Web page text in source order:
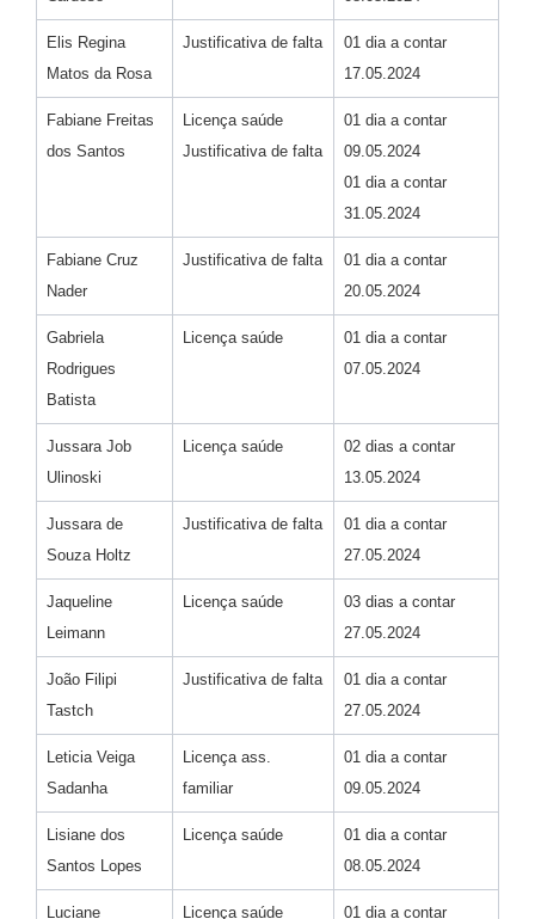
Elis Regina
Matos da Rosa
Justificativa de falta
01 dia a contar
17.05.2024
Fabiane Freitas
dos Santos
Licença saúde
Justificativa de falta
01 dia a contar
09.05.2024
01 dia a contar
31.05.2024
Fabiane Cruz
Nader
Justificativa de falta
01 dia a contar
20.05.2024
Gabriela
Rodrigues
Batista
Licença saúde
01 dia a contar
07.05.2024
Jussara Job
Ulinoski
Licença saúde
02 dias a contar
13.05.2024
Jussara de
Souza Holtz
Justificativa de falta
01 dia a contar
27.05.2024
Jaqueline
Leimann
Licença saúde
03 dias a contar
27.05.2024
João Filipi
Tastch
Justificativa de falta
01 dia a contar
27.05.2024
Leticia Veiga
Sadanha
Licença ass.
familiar
01 dia a contar
09.05.2024
Lisiane dos
Santos Lopes
Licença saúde
01 dia a contar
08.05.2024
Luciane Licença saúde 01 dia a contar